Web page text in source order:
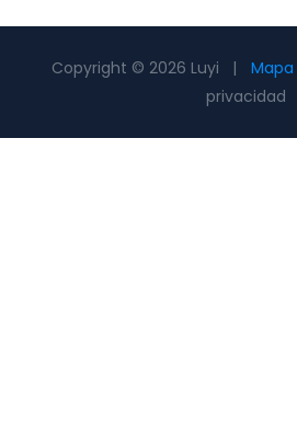
Copyright © 2026 Luyi |
privacidad